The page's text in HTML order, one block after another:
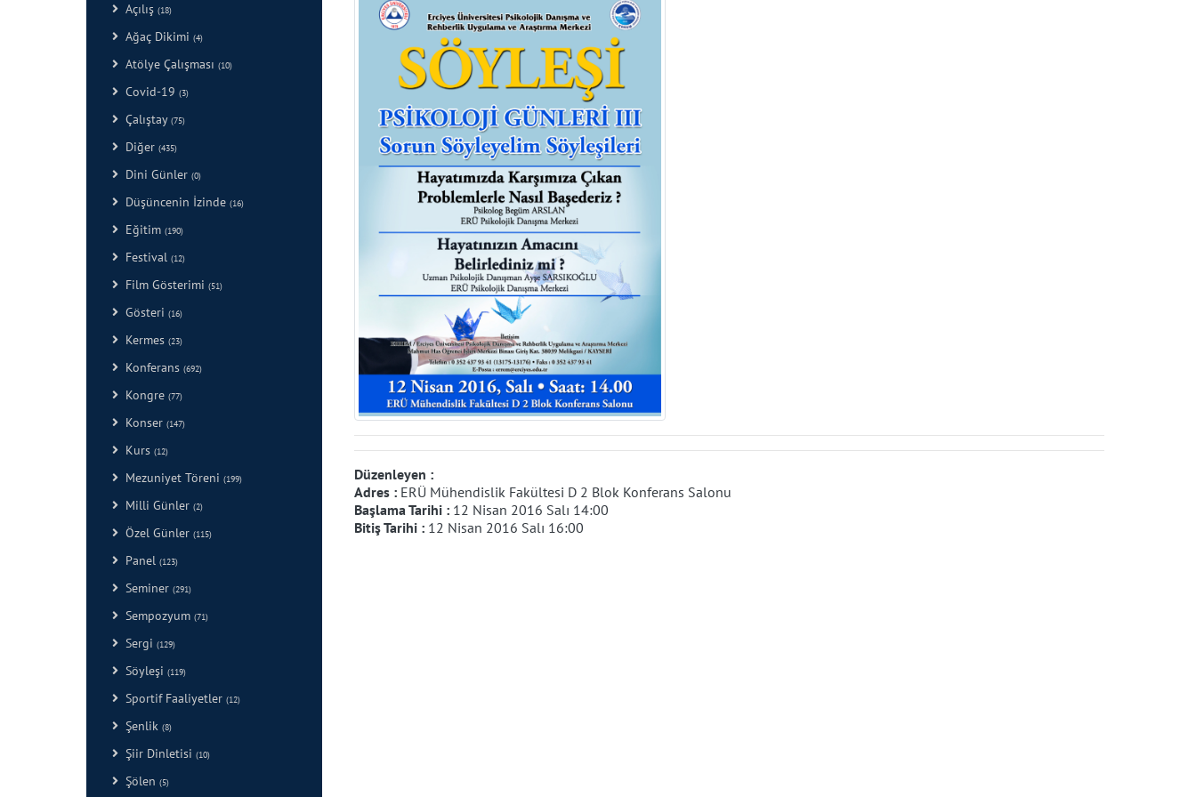
Açılış (18)
Ağaç Dikimi (4)
Atölye Çalışması (10)
Covid-19 (3)
Çalıştay (75)
Diğer (435)
Dini Günler (0)
Düşüncenin İzinde (16)
Eğitim (190)
Festival (12)
Film Gösterimi (51)
Gösteri (16)
Kermes (23)
Konferans (692)
Kongre (77)
Konser (147)
Kurs (12)
Mezuniyet Töreni (199)
Milli Günler (2)
Özel Günler (115)
Panel (123)
Seminer (291)
Sempozyum (71)
Sergi (129)
Söyleşi (119)
Sportif Faaliyetler (12)
Şenlik (8)
Şiir Dinletisi (10)
Şölen (5)
Düzenleyen :
Adres : ERÜ Mühendislik Fakültesi D 2 Blok Konferans Salonu
Başlama Tarihi : 12 Nisan 2016 Salı 14:00
Bitiş Tarihi : 12 Nisan 2016 Salı 16:00